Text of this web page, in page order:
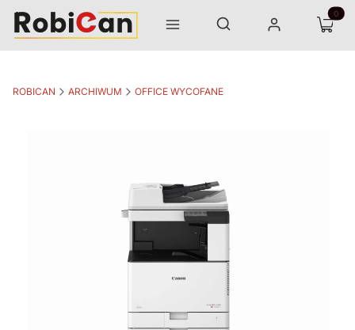
Menu Otwórz wyszukiwarkę
Szukaj Zaloguj się Koszyk
ROBICAN ARCHIWUM OFFICE WYCOFANE